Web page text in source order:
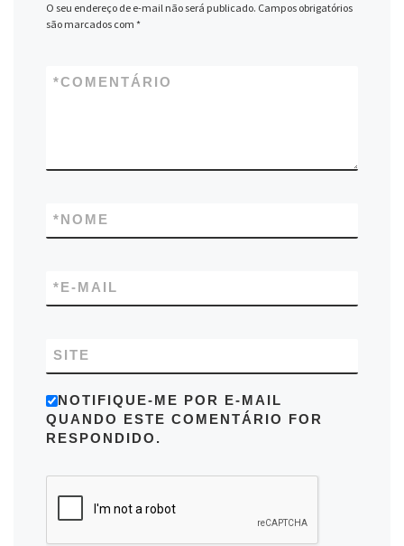
O seu endereço de e-mail não será publicado. Campos obrigatórios
são marcados com*
COMENTÁRIO
*
NOME
*
E-MAIL
*
SITE
NOTIFIQUE-ME POR E-MAIL
QUANDO ESTE COMENTÁRIO FOR
RESPONDIDO.